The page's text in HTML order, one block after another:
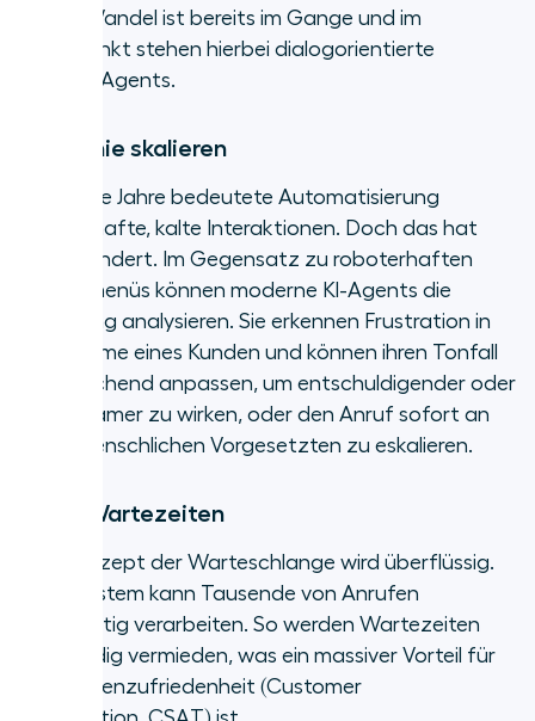
Dieser Wandel ist bereits im Gange und im
Mittelpunkt stehen hierbei dialogorientierte
AI Voice Agents.
Empathie skalieren
Über viele Jahre bedeutete Automatisierung
roboterhafte, kalte Interaktionen. Doch das hat
sich geändert. Im Gegensatz zu roboterhaften
Sprachmenüs können moderne KI-Agents die
Stimmung analysieren. Sie erkennen Frustration in
der Stimme eines Kunden und können ihren Tonfall
entsprechend anpassen, um entschuldigender oder
einfühlsamer zu wirken, oder den Anruf sofort an
einen menschlichen Vorgesetzten zu eskalieren.
Keine Wartezeiten
Das Konzept der Warteschlange wird überflüssig.
Ein KI-System kann Tausende von Anrufen
gleichzeitig verarbeiten. So werden Wartezeiten
vollständig vermieden, was ein massiver Vorteil für
die Kundenzufriedenheit (Customer